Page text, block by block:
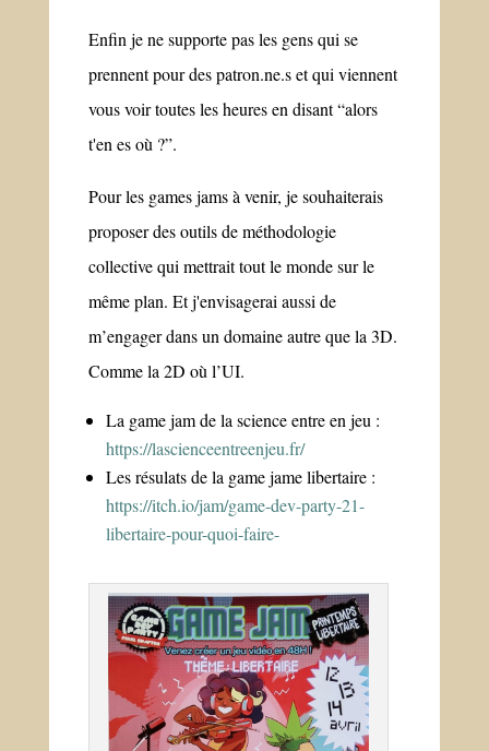
Enfin je ne supporte pas les gens qui se
prennent pour des patron.ne.s et qui viennent
vous voir toutes les heures en disant “alors
t'en es où ?”.
Pour les games jams à venir, je souhaiterais
proposer des outils de méthodologie
collective qui mettrait tout le monde sur le
même plan. Et j'envisagerai aussi de
m’engager dans un domaine autre que la 3D.
Comme la 2D où l’UI.
La game jam de la science entre en jeu :
https://lascienceentreenjeu.fr/
Les résulats de la game jame libertaire :
https://itch.io/jam/game-dev-party-21-
libertaire-pour-quoi-faire-